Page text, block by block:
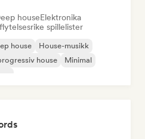
houseElektronika
spillelister
house
House-musikk
house
Minimal